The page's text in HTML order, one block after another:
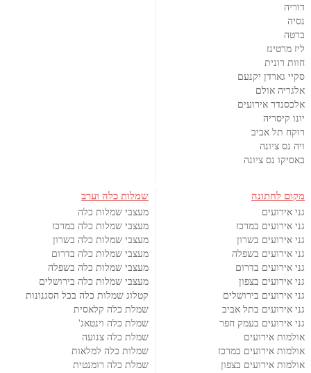
דוריה
נסיה
ברטה
ליז מרטינז
חוות רונית
סקיי גארדן יקנעם
אלגריה אולם
אלכסנדר אירועים
יונו קיסריה
רוקח תל אביב
ויה נס ציונה
באסיקו נס ציונה
מקום לחתונה
גני אירועים
גני אירועים במרכז
גני אירועים בשרון
גני אירועים בשפלה
גני אירועים בדרום
גני אירועים בצפון
גני אירועים בירושלים
גני אירועים בתל אביב
גני אירועים בעמק חפר
אולמות אירועים
אולמות אירועים במרכז
אולמות אירועים בצפון
שמלות כלה וערב
מעצבי שמלות כלה
מעצבי שמלות כלה במרכז
מעצבי שמלות כלה בשרון
מעצבי שמלות כלה בדרום
מעצבי שמלות כלה בשפלה
מעצבי שמלות כלה בירושלים
קטלוג שמלות כלה בכל הסגנונות
שמלת כלה קלאסית
שמלת כלה וינטאג'
שמלת כלה צנועה
שמלות כלה למלאות
שמלת כלה רומנטית